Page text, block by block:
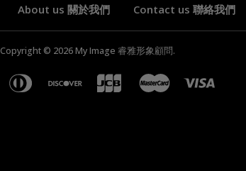
About us 關於我們 Contact us 聯絡我們
Copyright © 2026My Image 睿雅形象顧問